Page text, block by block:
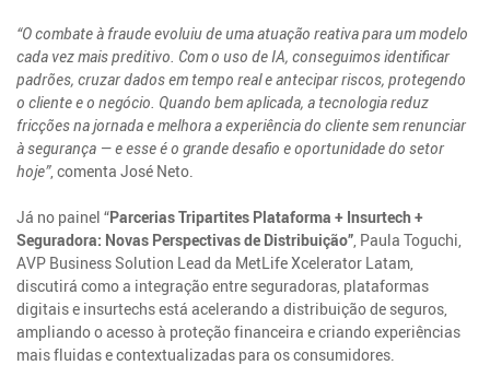
“O combate à fraude evoluiu de uma atuação reativa para um modelo
cada vez mais preditivo. Com o uso de IA, conseguimos identificar
padrões, cruzar dados em tempo real e antecipar riscos, protegendo
o cliente e o negócio. Quando bem aplicada, a tecnologia reduz
fricções na jornada e melhora a experiência do cliente sem renunciar
à segurança — e esse é o grande desafio e oportunidade do setor
hoje”, comenta José Neto.
Já no painel “Parcerias Tripartites Plataforma + Insurtech +
Seguradora: Novas Perspectivas de Distribuição”, Paula Toguchi,
AVP Business Solution Lead da MetLife Xcelerator Latam,
discutirá como a integração entre seguradoras, plataformas
digitais e insurtechs está acelerando a distribuição de seguros,
ampliando o acesso à proteção financeira e criando experiências
mais fluidas e contextualizadas para os consumidores.